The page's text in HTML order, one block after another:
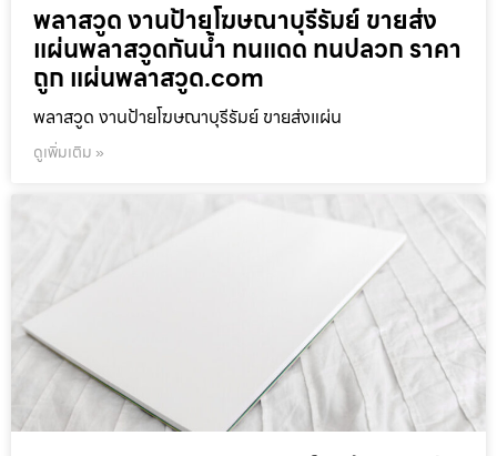
พลาสวูด งานป้ายโฆษณาบุรีรัมย์ ขายส่ง
แผ่นพลาสวูดกันน้ำ ทนแดด ทนปลวก ราคา
ถูก แผ่นพลาสวูด.com
พลาสวูด งานป้ายโฆษณาบุรีรัมย์ ขายส่งแผ่น
ดูเพิ่มเติม »